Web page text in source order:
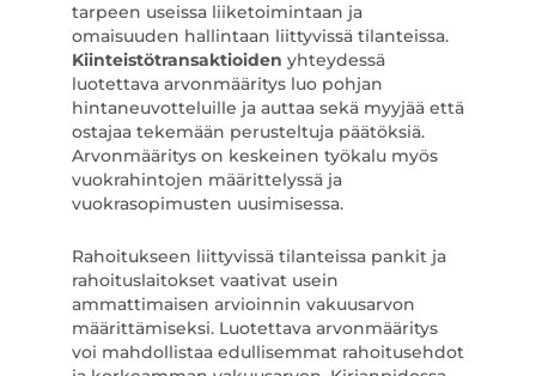
tarpeen useissa liiketoimintaan ja
omaisuuden hallintaan liittyvissä tilanteissa.
Kiinteistötransaktioiden yhteydessä
luotettava arvonmääritys luo pohjan
hintaneuvotteluille ja auttaa sekä myyjää että
ostajaa tekemään perusteltuja päätöksiä.
Arvonmääritys on keskeinen työkalu myös
vuokrahintojen määrittelyssä ja
vuokrasopimusten uusimisessa.
Rahoitukseen liittyvissä tilanteissa pankit ja
rahoituslaitokset vaativat usein
ammattimaisen arvioinnin vakuusarvon
määrittämiseksi. Luotettava arvonmääritys
voi mahdollistaa edullisemmat rahoitusehdot